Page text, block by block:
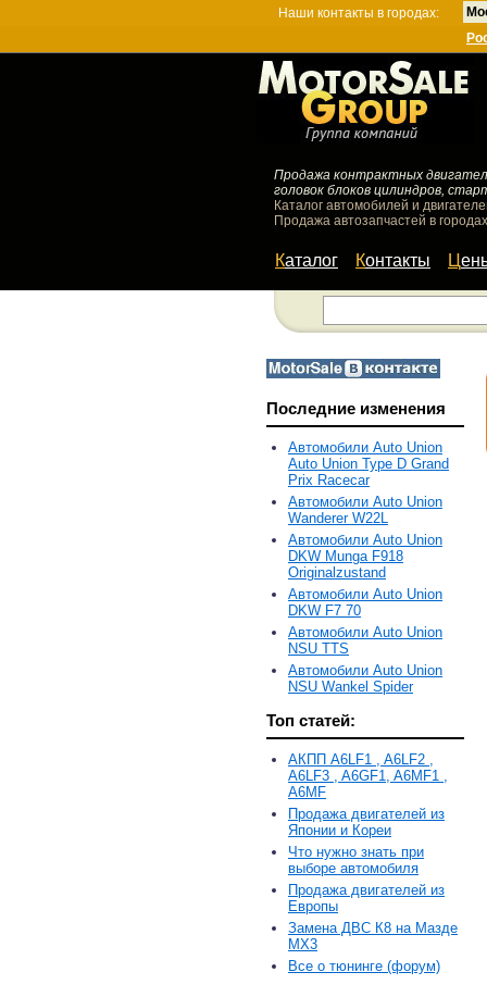
Наши контакты в городах:
Продажа контрактных
головок блоков цилиндров,
Каталог автомобилей и
Продажа автозапчастей в
Каталог Контакты
Последние изменения
Автомобили Auto Union
Auto Union Type D Grand
Prix Racecar
Автомобили Auto Union
Wanderer W22L
Автомобили Auto Union
DKW Munga F918
Originalzustand
Автомобили Auto Union
DKW F7 70
Автомобили Auto Union
NSU TTS
Автомобили Auto Union
NSU Wankel Spider
Топ статей:
АКПП A6LF1 , A6LF2 ,
A6LF3 , A6GF1, A6MF1 ,
A6MF
Продажа двигателей из
Японии и Кореи
Что нужно знать при
выборе автомобиля
Продажа двигателей из
Европы
Замена ДВС К8 на Мазде
MX3
Все о тюнинге (форум)